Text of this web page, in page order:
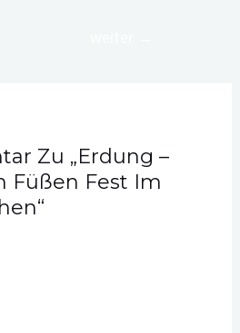
Zu „Erdung –
Füßen Fest Im